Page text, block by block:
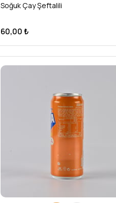
Soğuk Çay Şeftalili
60,00 ₺